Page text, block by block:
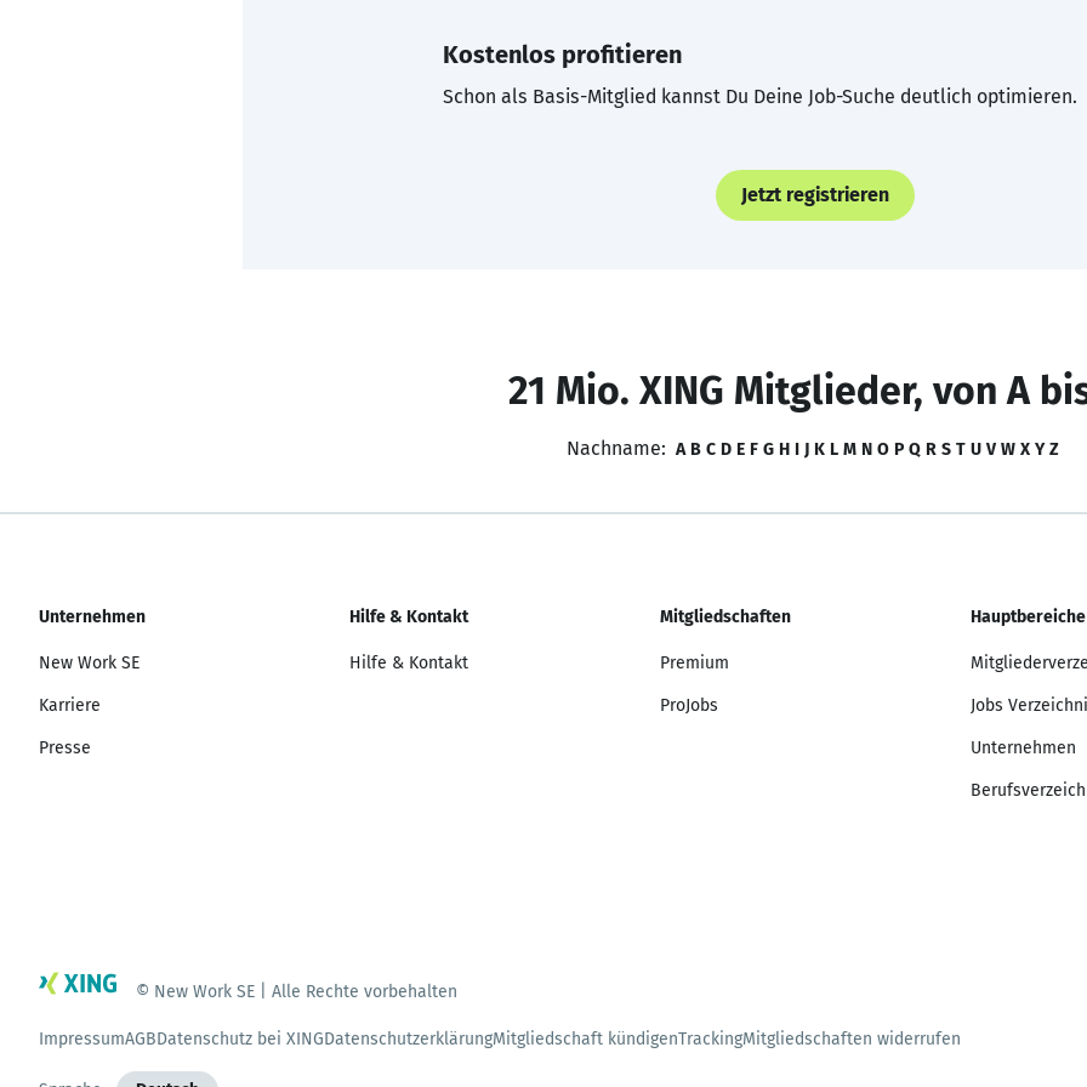
Kostenlos profitieren
Schon als Basis-Mitglied kannst Du Deine Job-Suche deutlich optimieren.
Jetzt registrieren
21 Mio. XING Mitglieder, von A
Nachname: A B C D E F G H I J K L M N O P Q R S T U V W X Y Z
Unternehmen
New Work SE
Karriere
Presse
Hilfe & Kontakt
Hilfe & Kontakt
Mitgliedschaften
Premium
ProJobs
Hauptbereiche
Jobs
Unternehmen
© New Work SE | Alle Rechte vorbehalten
ImpressumAGBDatenschutz bei XINGDatenschutzerklärungMitgliedschaft kündigenTrackingMitgliedschaften widerrufen